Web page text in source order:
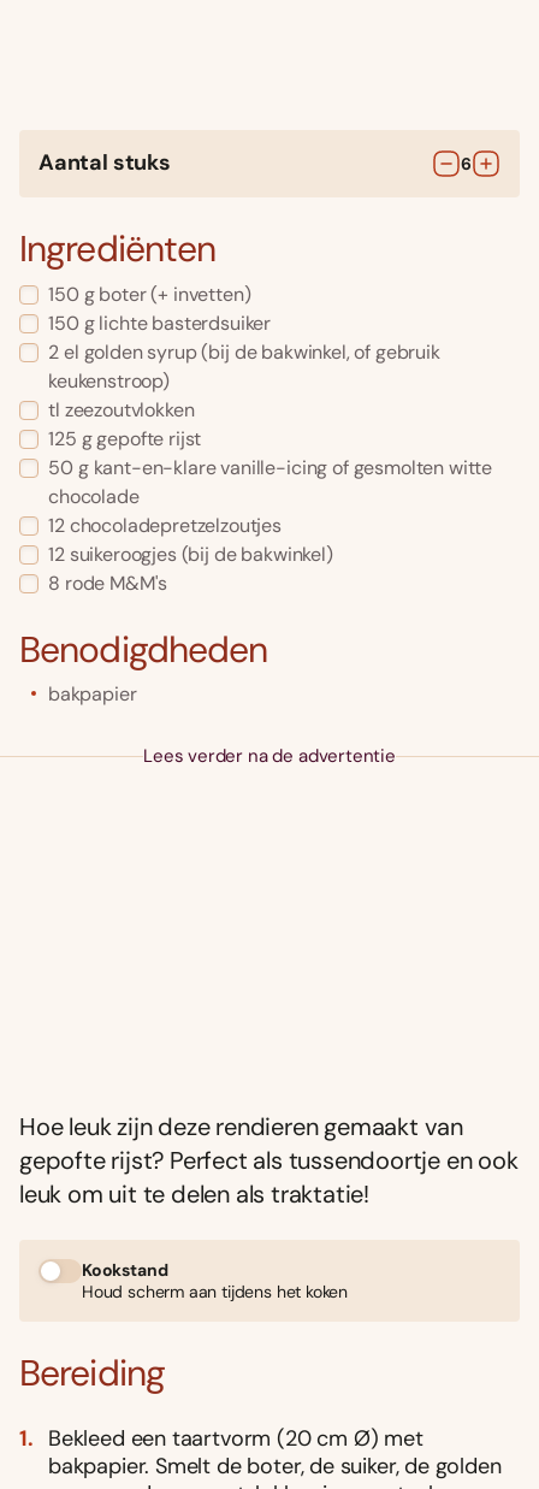
Aantal stuks 6
Ingrediënten
150 g boter(+ invetten)
150 g lichte basterdsuiker
2el golden syrup(bij de bakwinkel, of gebruik
keukenstroop)
tl zeezoutvlokken
125 ggepofte rijst
50 g kant-en-klare vanille-icing of gesmolten witte
chocolade
12 chocoladepretzelzoutjes
12 suikeroogjes(bij de bakwinkel)
8 rode M&M's
Benodigdheden
bakpapier
Lees verder na de advertentie
Hoe leuk zijn deze rendieren gemaakt van
gepofte rijst? Perfect als tussendoortje en ook
leuk om uit te delen als traktatie!
Kookstand
Houd scherm aan tijdens het koken
Bereiding
Bekleed een taartvorm (20 cm Ø) met
bakpapier. Smelt de boter, de suiker, de golden